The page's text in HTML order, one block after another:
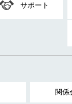
サポート
関係